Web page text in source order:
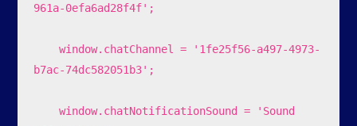
961a-0efa6ad28f4f';
    window.chatChannel = '1fe25f56-a497-4973-
b7ac-74dc582051b3';
    window.chatNotificationSound = 'Sound